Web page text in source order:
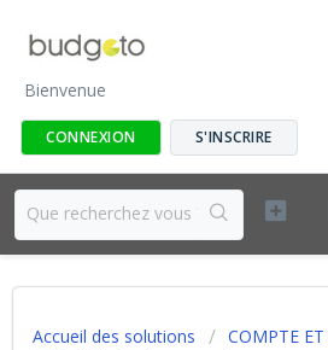
Bienvenue
CONNEXION S'INSCRIRE
Accueil des solutions
COMPTE ET